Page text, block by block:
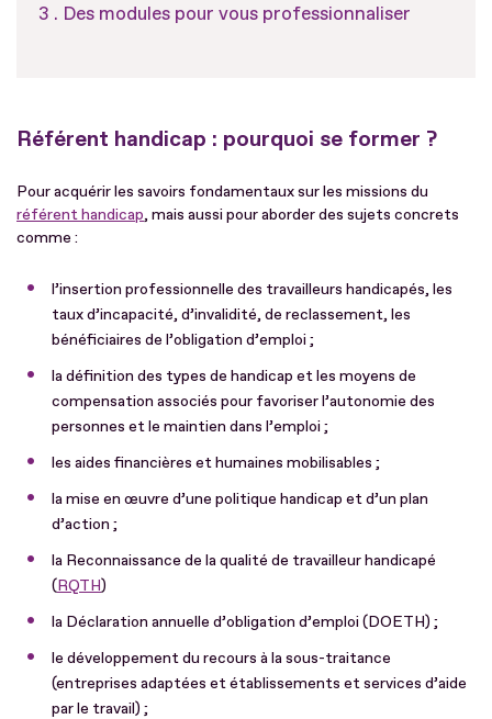
Des modules pour vous professionnaliser
Référent handicap : pourquoi se former ?
Pour acquérir les savoirs fondamentaux sur les missions du
référent handicap, mais aussi pour aborder des sujets concrets
comme :
l’insertion professionnelle des travailleurs handicapés, les
taux d’incapacité, d’invalidité, de reclassement, les
bénéficiaires de l’obligation d’emploi ;
la définition des types de handicap et les moyens de
compensation associés pour favoriser l’autonomie des
personnes et le maintien dans l’emploi ;
les aides financières et humaines mobilisables ;
la mise en œuvre d’une politique handicap et d’un plan
d’action ;
la Reconnaissance de la qualité de travailleur handicapé
(RQTH)
la Déclaration annuelle d’obligation d’emploi (DOETH) ;
le développement du recours à la sous-traitance
(entreprises adaptées et établissements et services d’aide
par le travail) ;